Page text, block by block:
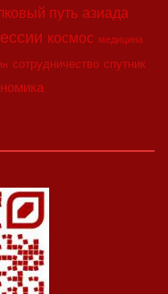
путь азиада
космос медицина
сотрудничество спутник